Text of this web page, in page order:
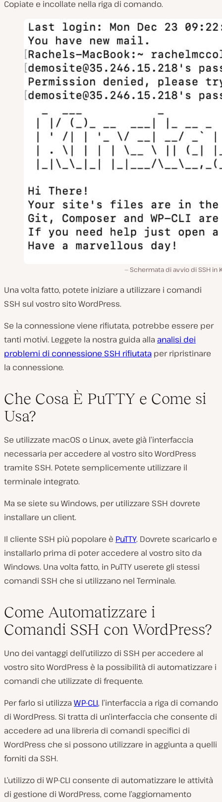
Copiate e incollate nella riga di comando.
Schermata di avvio di SSH in
Una volta fatto, potete iniziare a utilizzare i comandi
SSH sul vostro sito WordPress.
Se la connessione viene rifiutata, potrebbe essere per
tanti motivi. Leggete la nostra guida alla analisi dei
problemi di connessione SSH rifiutata per ripristinare
la connessione.
Che Cosa È PuTTY e Come si
Usa?
Se utilizzate macOS o Linux, avete già l’interfaccia
necessaria per accedere al vostro sito WordPress
tramite SSH. Potete semplicemente utilizzare il
terminale integrato.
Ma se siete su Windows, per utilizzare SSH dovrete
installare un client.
Il cliente SSH più popolare è PuTTY. Dovrete scaricarlo e
installarlo prima di poter accedere al vostro sito da
Windows. Una volta fatto, in PuTTY userete gli stessi
comandi SSH che si utilizzano nel Terminale.
Come Automatizzare i
Comandi SSH con WordPress?
Uno dei vantaggi dell’utilizzo di SSH per accedere al
vostro sito WordPress è la possibilità di automatizzare i
comandi che utilizzate di frequente.
Per farlo si utilizza WP-CLI, l’interfaccia a riga di comando
di WordPress. Si tratta di un’interfaccia che consente di
accedere ad una libreria di comandi specifici di
WordPress che si possono utilizzare in aggiunta a quelli
forniti da SSH.
L’utilizzo di WP-CLI consente di automatizzare le attività
di gestione di WordPress, come l’aggiornamento